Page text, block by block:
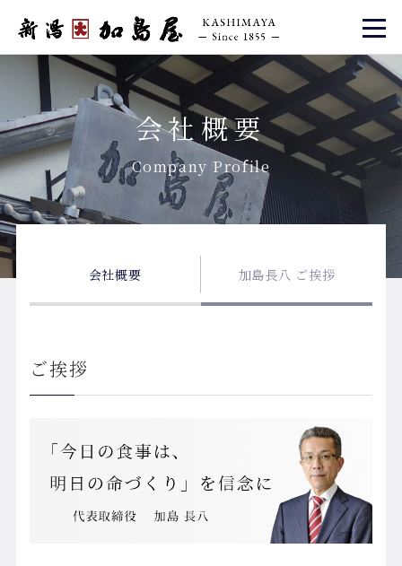
会社概要
Company Profile
会社概要 加島長八 ご挨拶
ご挨拶